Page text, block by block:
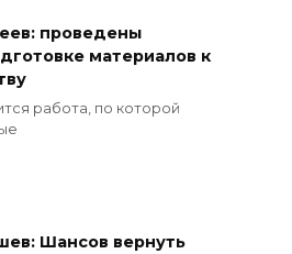
проведены
материалов к
работа, по которой
Шансов вернуть